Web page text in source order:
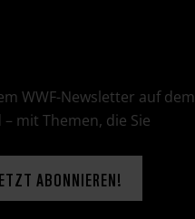
WWF-Newsletter auf dem
mit Themen, die Sie
ABONNIEREN!